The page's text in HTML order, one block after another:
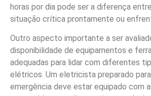
horas por dia pode ser a diferença
situação crítica prontamente ou
Outro aspecto importante a ser
disponibilidade de equipamentos e
adequadas para lidar com diferentes
elétricos. Um eletricista preparado
emergência deve estar equipado com